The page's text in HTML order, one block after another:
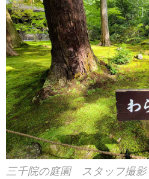
三千院の庭園 スタッフ撮影